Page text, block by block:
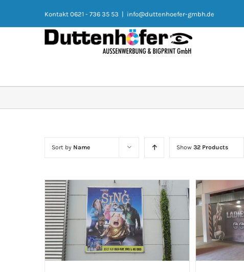
Kontakt 0621 - 736 35 53 | info@duttenhoefer-gmbh.de
Sort by Name Show 32 Products